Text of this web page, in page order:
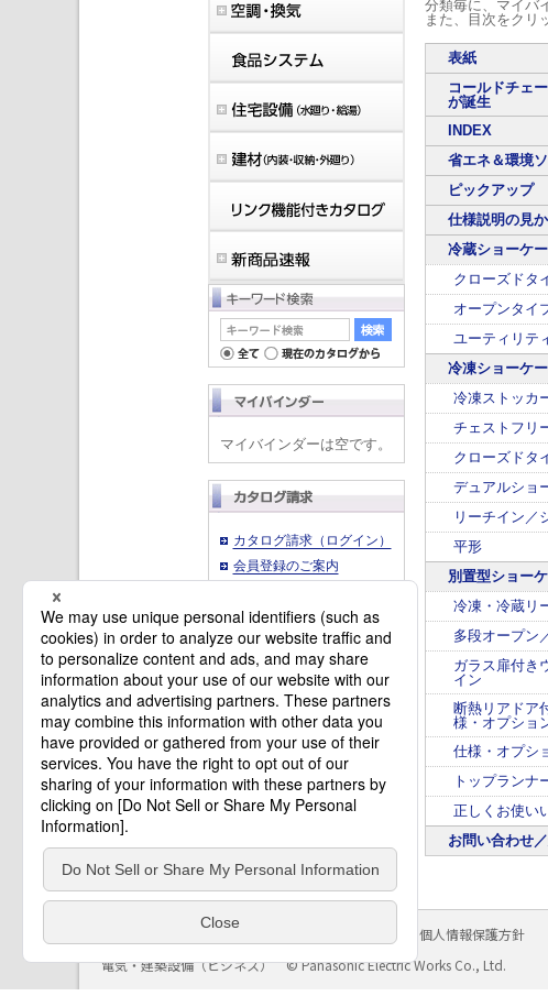
分類毎に、マイバ
また、目次をクリ
表紙
コールドチェ
が誕生
INDEX
省エネ＆環境
ピックアップ
仕様説明の見
冷蔵ショーケ
クローズドタ
オープンタイ
ユーティリテ
冷凍ショーケ
冷凍ストッカ
チェストフリ
クローズドタ
デュアルショ
リーチイン／
平形
別置型ショー
冷凍・冷蔵リ
多段オープン
ガラス扉付き
イン
断熱リアドア
様・オプショ
仕様・オプシ
トップランナ
正しくお使い
お問い合わせ
マイバインダーは空です。
カタログ請求（ログイン）
会員登録のご案内
サイトのご利用にあたって
個人情報保護方針
電気・建築設備（ビジネス）
© Panasonic Electric Works Co., Ltd.